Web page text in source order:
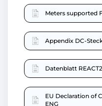
Meters supported
Appendix DC-
Datenblatt
EU Declaration of
ENG